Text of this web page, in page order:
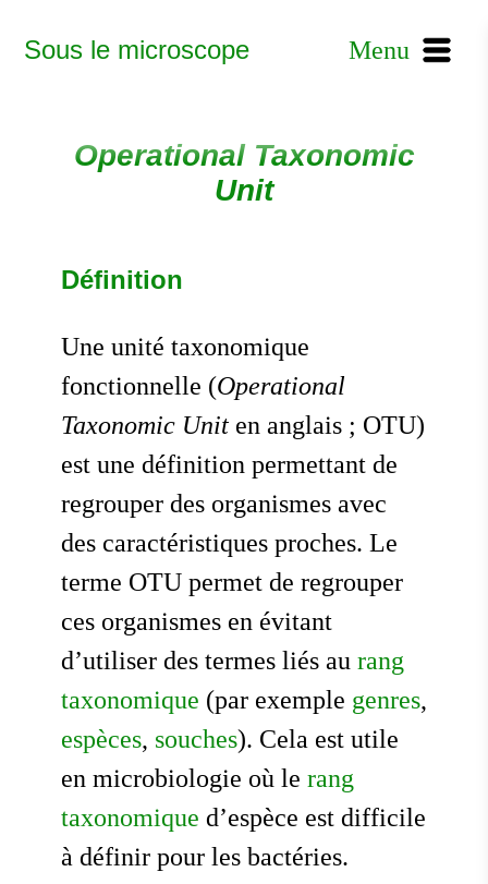
Sous le microscope Menu
Operational Taxonomic
Unit
Définition
Une unité taxonomique
fonctionnelle (Operational
Taxonomic Unit en anglais ; OTU)
est une définition permettant de
regrouper des organismes avec
des caractéristiques proches. Le
terme OTU permet de regrouper
ces organismes en évitant
d’utiliser des termes liés au rang
taxonomique (par exemple genres,
espèces, souches). Cela est utile
en microbiologie où le rang
taxonomique d’espèce est difficile
à définir pour les bactéries.